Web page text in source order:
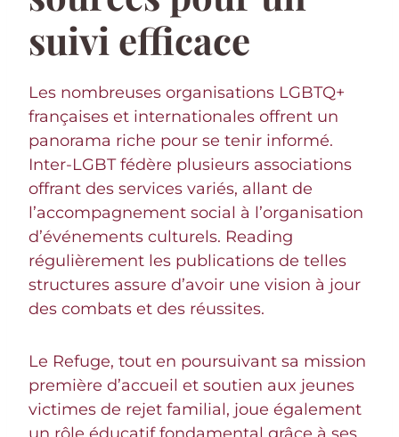
suivi efficace
Les nombreuses organisations LGBTQ+
françaises et internationales offrent un
panorama riche pour se tenir informé.
Inter-LGBT fédère plusieurs associations
offrant des services variés, allant de
l’accompagnement social à l’organisation
d’événements culturels. Reading
régulièrement les publications de telles
structures assure d’avoir une vision à jour
des combats et des réussites.
Le Refuge, tout en poursuivant sa mission
première d’accueil et soutien aux jeunes
victimes de rejet familial, joue également